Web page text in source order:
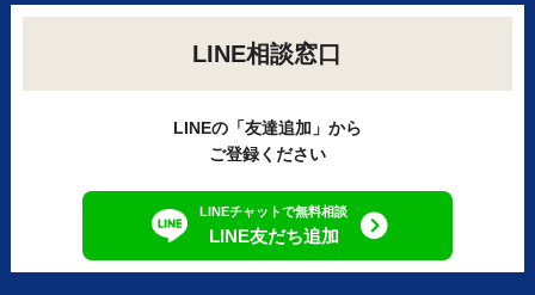
LINE相談窓口
LINEの「友達追加」から
ご登録ください
LINEチャットで無料相談
LINE友だち追加